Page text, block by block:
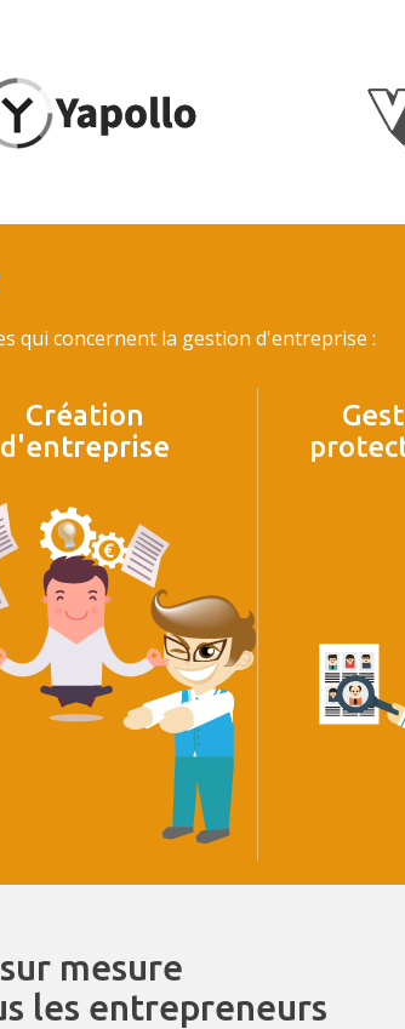
qui concernent la gestion d'entreprise :
Création
d'entreprise
mesure
les entrepreneurs